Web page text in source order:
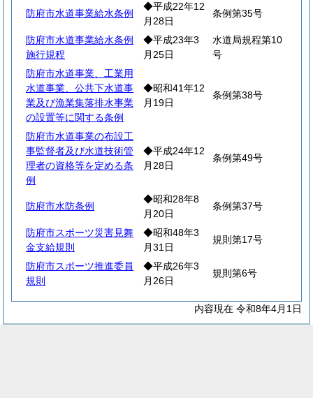
防府市水道事業給水条例
◆平成22年12
月28日
条例第35号
防府市水道事業給水条例
施行規程
◆平成23年3
月25日
水道局規程第10
号
防府市水道事業、工業用
水道事業、公共下水道事
業及び漁業集落排水事業
の設置等に関する条例
◆昭和41年12
月19日
条例第38号
防府市水道事業の布設工
事監督者及び水道技術管
理者の資格等を定める条
例
◆平成24年12
月28日
条例第49号
防府市水防条例
◆昭和28年8
月20日
条例第37号
防府市スポーツ災害見舞
金支給規則
◆昭和48年3
月31日
規則第17号
防府市スポーツ推進委員
規則
◆平成26年3
月26日
規則第6号
内容現在 令和8年4月1日